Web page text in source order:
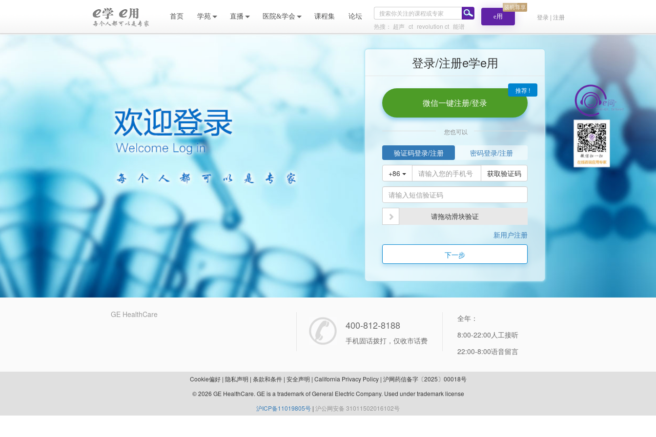
登录 | 注册
e用
热搜： 超声 ct revolution ct 能谱
首页 学苑 直播 医院&学会 课程集 论坛
登录/注册e学e用
推荐 !
微信一键注册/登录
您也可以
验证码登录/注册 密码登录/注册
+86 获取验证码
请拖动滑块验证
新用户注册
下一步
GE HealthCare
400-812-8188
手机固话拨打，仅收市话费
全年：
8:00-22:00人工接听
22:00-8:00语音留言
Cookie偏好| 隐私声明 | 条款和条件| 安全声明 | California Privacy Policy| 沪网药信备字〔2025〕00018号
© 2026 GE HealthCare. GE is a trademark of General Electric Company. Used under trademark license
沪ICP备11019805号 | 沪公网安备 31011502016102号